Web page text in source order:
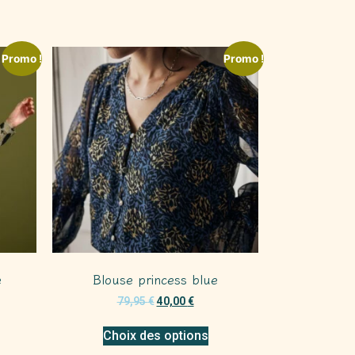
Promo ! Promo !
Blouse princess blue
79,95€ 40,00€
Choix des options